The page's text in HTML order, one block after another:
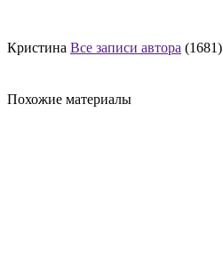
Кристина Все записи автора (1681)
Похожие материалы